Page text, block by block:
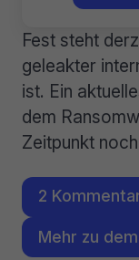
Fest steht
geleakter
ist. Ein
dem
Zeitpunkt
2
Mehr zu